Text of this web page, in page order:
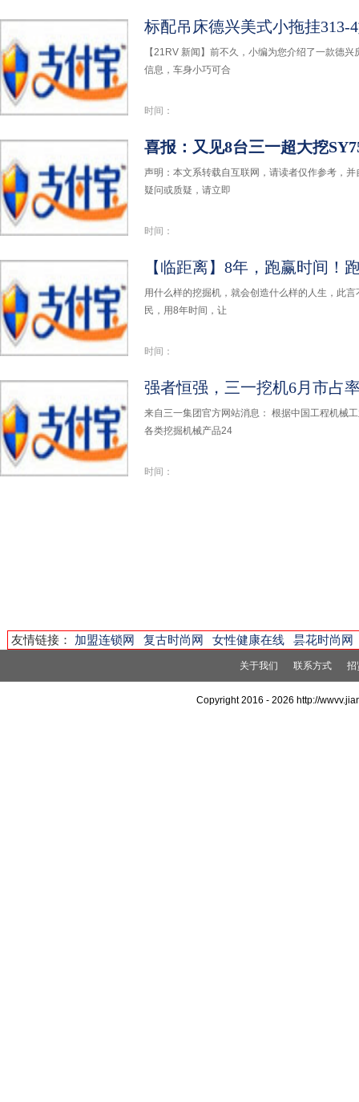
标配吊床德兴美式小拖挂313-
【21RV 新闻】前不久，小编为您介绍了一款德
信息，车身小巧可合
时间：
喜报：又见8台三一超大挖
声明：本文系转载自互联网，请读者仅作参考，
疑问或质疑，请立即
时间：
用什么样的挖掘机，就会创造什么样的人生，此
民，用8年时间，让
时间：
强者恒强，三一挖机6月市占
来自三一集团官方网站消息： 根据中国工程机械
各类挖掘机械产品24
时间：
友情链接： 加盟连锁网 复古时尚网 女性健康在线 昙花时尚网
关于我们 联系方式 招
Copyright 2016 - 2026 http://